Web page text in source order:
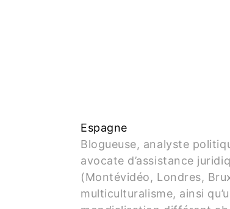
Espagne
Blogueuse, analyste
avocate d’assistance
(Montévidéo, Londres,
multiculturalisme, ainsi